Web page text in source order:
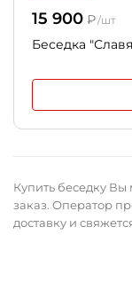
15 900 ₽/шт
Беседка
Купить беседку Вы
заказ. Оператор
доставку и